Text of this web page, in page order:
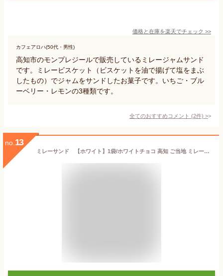
価格と在庫を楽天でチェック >>
カフェアロハ(50代・男性)
高知市のモンプレジールで販売しているミレージャムサンド
です。ミレービスケット（ビスケットを油で揚げて塩をまぶ
したもの）でジャムをサンドしたお菓子です。いちご・ブル
ーベリー・レモンの3種類です。
全てのおすすめコメント (2件) >
no. 13
ミレーサンド 【ホワイト】1袋/ホワイトチョコ 高知 ご当地 ミレービスケット まじめなおかし お土産